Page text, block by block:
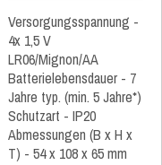
Versorgungsspannung -
4x 1,5 V
LR06/Mignon/AA
Batterielebensdauer - 7
Jahre typ. (min. 5 Jahre*)
Schutzart - IP20
Abmessungen (B x H x
T) - 54 x 108 x 65 mm